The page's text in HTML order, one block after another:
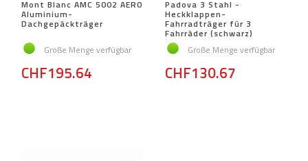
Mont Blanc AMC 5002 AERO
Aluminium-
Dachgepäckträger
Große Menge verfügbar
CHF195.64
Padova 3 Stahl -
Heckklappen-
Fahrradträger für 3
Fahrräder (schwarz)
Große Menge verfügbar
CHF130.67